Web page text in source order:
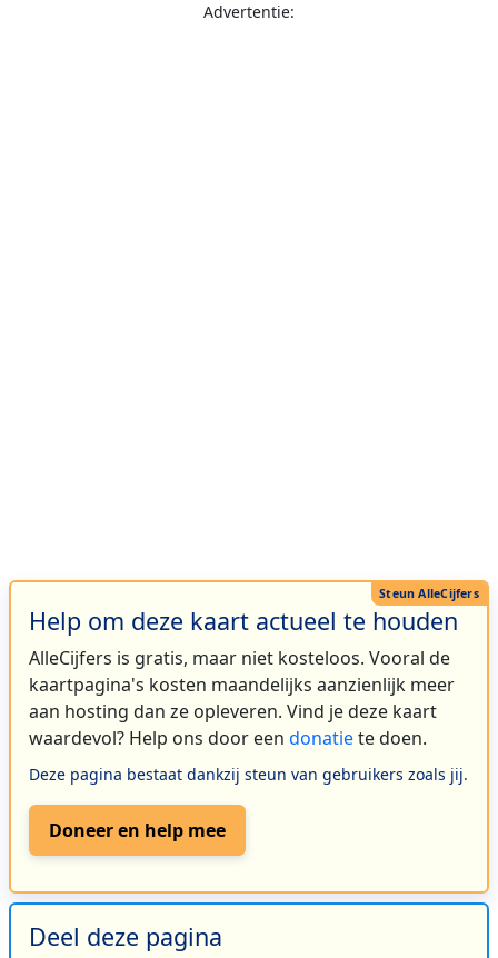
Advertentie:
Help om deze kaart actueel te houden
AlleCijfers is gratis, maar niet kosteloos. Vooral de
kaartpagina's kosten maandelijks aanzienlijk meer
aan hosting dan ze opleveren. Vind je deze kaart
waardevol? Help ons door een donatiete doen.
Deze pagina bestaat dankzij steun van gebruikers zoals jij.
Doneer en help mee
Deel deze pagina